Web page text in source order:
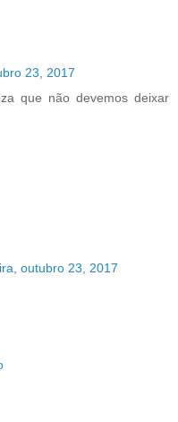
23, 2017
que não devemos deixar
outubro 23, 2017